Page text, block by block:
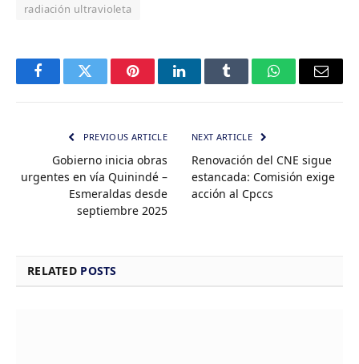
radiación ultravioleta
FacebookTwitter PinterestLinkedInTumblr WhatsAppEmail
PREVIOUS ARTICLE
Gobierno inicia obras
urgentes en vía Quinindé –
Esmeraldas desde
septiembre 2025
NEXT ARTICLE
Renovación del CNE sigue
estancada: Comisión exige
acción al Cpccs
RELATED POSTS